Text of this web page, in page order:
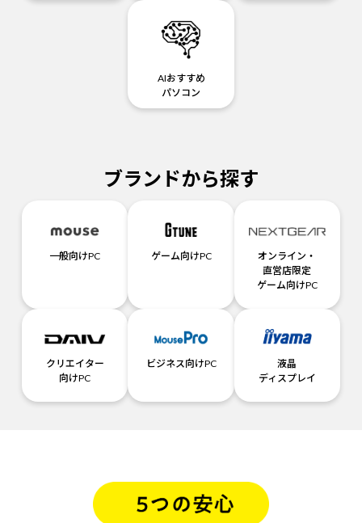
AIおすすめ
パソコン
ブランドから探す
一般向けPC ゲーム向けPC
オンライン・
直営店限定
ゲーム向けPC
クリエイター
向けPC
ビジネス向けPC
液晶
ディスプレイ